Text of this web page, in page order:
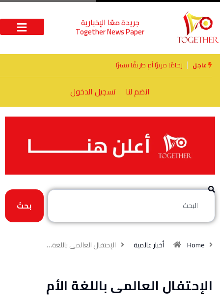
جريدة معًا الإخبارية
Together News Paper
عاجل الأخوة الأعداء وحتمًا لابد من لقاء
انضم لنا تسجيل الدخول
بحث
Home أخبار عالمية الإحتفال العالمى باللغة…
الإحتفال العالمى باللغة الأم